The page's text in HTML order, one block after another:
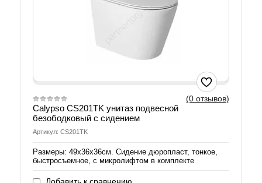
(0 отзывов)
Calypso CS201TK унитаз подвесной
безободковый с сидением
Артикул: CS201TK
Размеры: 49х36х36см. Сидение дюропласт, тонкое,
быстросъемное, с микролифтом в комплекте